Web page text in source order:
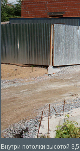
Внутри потолки высотой